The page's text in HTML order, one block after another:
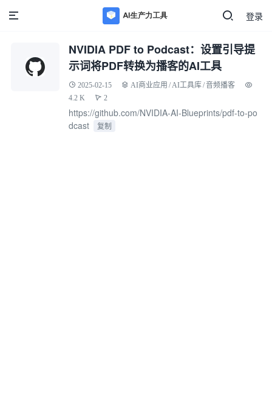
登录
NVIDIA PDF to Podcast：设置引导提
示词将PDF转换为播客的AI工具
2025-02-15 AI商业应用 / AI工具库/音频播客
4.2 K
2
https://github.com/NVIDIA-AI-Blueprints/pdf-to-po
dcast
复制